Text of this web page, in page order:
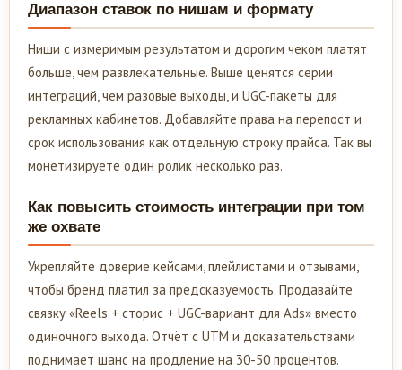
Диапазон ставок по нишам и формату
Ниши с измеримым результатом и дорогим чеком платят
больше, чем развлекательные. Выше ценятся серии
интеграций, чем разовые выходы, и UGC-пакеты для
рекламных кабинетов. Добавляйте права на перепост и
срок использования как отдельную строку прайса. Так вы
монетизируете один ролик несколько раз.
Как повысить стоимость интеграции при том
же охвате
Укрепляйте доверие кейсами, плейлистами и отзывами,
чтобы бренд платил за предсказуемость. Продавайте
связку «Reels + сторис + UGC-вариант для Ads» вместо
одиночного выхода. Отчёт с UTM и доказательствами
поднимает шанс на продление на 30-50 процентов.